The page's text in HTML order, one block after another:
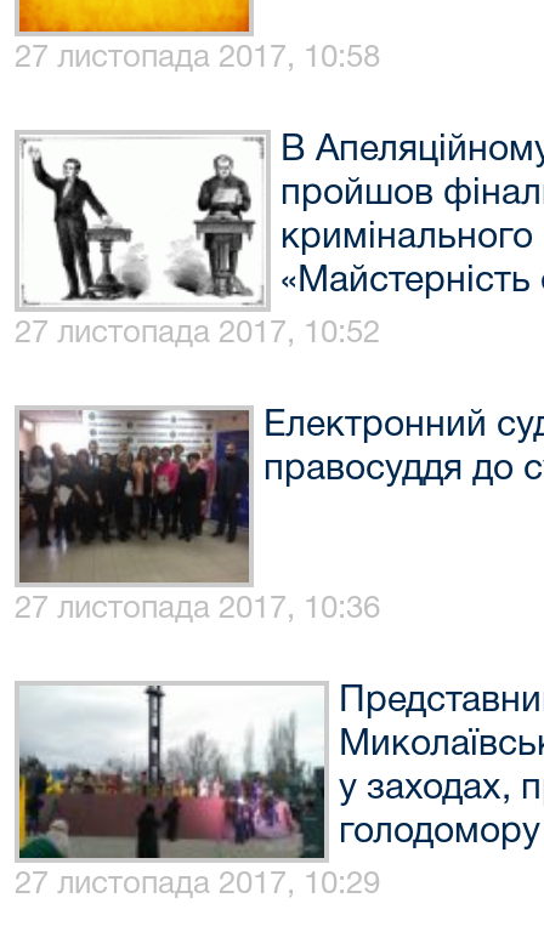
27 листопада 2017, 10:58
В
пройшов
27 листопада 2017, 10:52
Електронний
правосуддя до
27 листопада 2017, 10:36
у заходах,
голодомору
27 листопада 2017, 10:29